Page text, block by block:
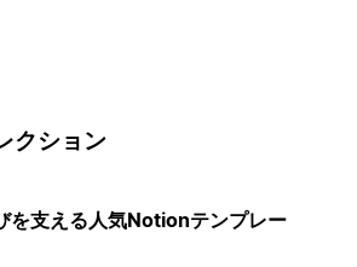
クション
を支える人気Notionテンプレー